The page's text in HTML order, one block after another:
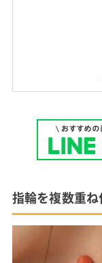
指輪を複数重